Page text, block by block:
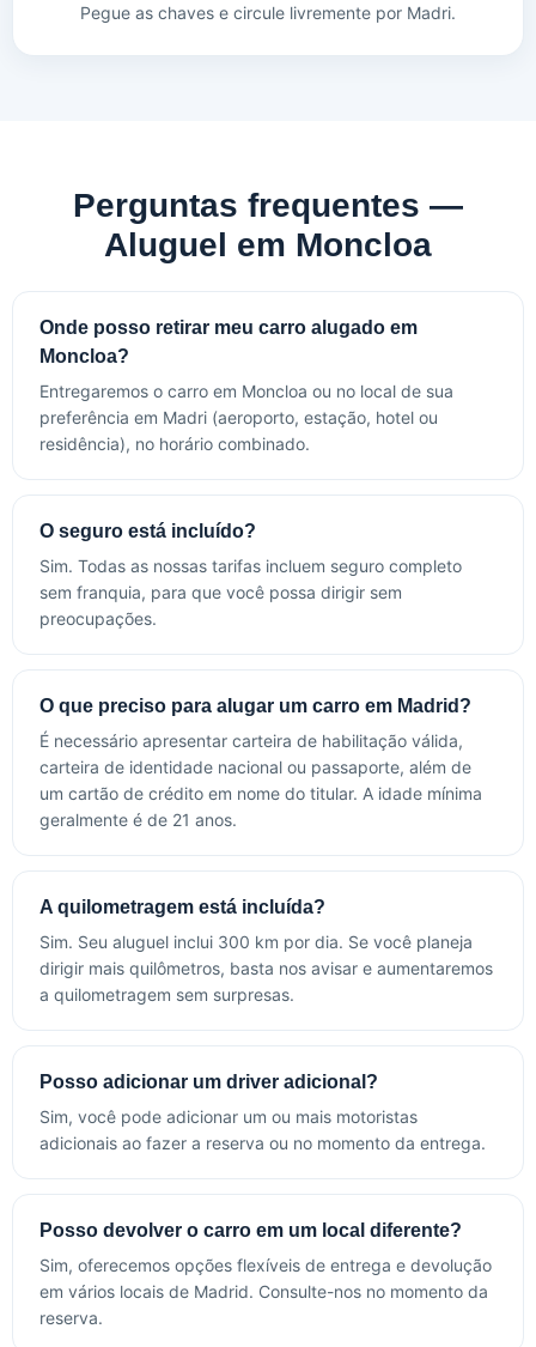
Pegue as chaves e circule livremente por Madri.
Perguntas frequentes —
Aluguel em Moncloa
Onde posso retirar meu carro alugado em
Moncloa?
Entregaremos o carro em Moncloa ou no local de sua
preferência em Madri (aeroporto, estação, hotel ou
residência), no horário combinado.
O seguro está incluído?
Sim. Todas as nossas tarifas incluem seguro completo
sem franquia, para que você possa dirigir sem
preocupações.
O que preciso para alugar um carro em Madrid?
É necessário apresentar carteira de habilitação válida,
carteira de identidade nacional ou passaporte, além de
um cartão de crédito em nome do titular. A idade mínima
geralmente é de 21 anos.
A quilometragem está incluída?
Sim. Seu aluguel inclui 300 km por dia. Se você planeja
dirigir mais quilômetros, basta nos avisar e aumentaremos
a quilometragem sem surpresas.
Posso adicionar um driver adicional?
Sim, você pode adicionar um ou mais motoristas
adicionais ao fazer a reserva ou no momento da entrega.
Posso devolver o carro em um local diferente?
Sim, oferecemos opções flexíveis de entrega e devolução
em vários locais de Madrid. Consulte-nos no momento da
reserva.